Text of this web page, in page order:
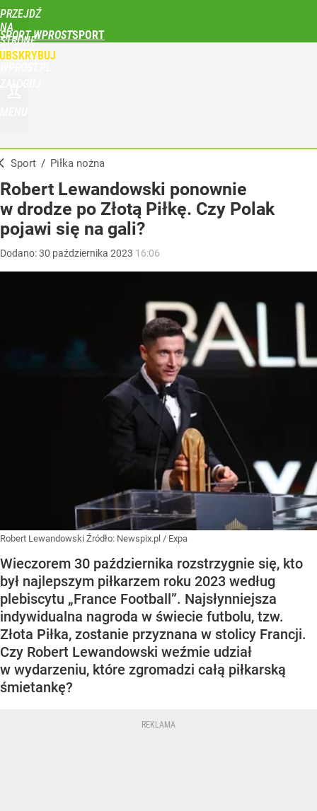
PRZEJDŹ
NA
STRONĘ
GŁÓWNĄ
SPORT WPROST
Sport / Piłka nożna
Robert Lewandowski ponownie
w drodze po Złotą Piłkę. Czy Polak
pojawi się na gali?
Dodano:30 października 2023 16:06
Robert Lewandowski Źródło: Newspix.pl / Expa
Wieczorem 30 października rozstrzygnie się, kto
był najlepszym piłkarzem roku 2023 według
plebiscytu „France Football”. Najsłynniejsza
indywidualna nagroda w świecie futbolu, tzw.
Złota Piłka, zostanie przyznana w stolicy Francji.
Czy Robert Lewandowski weźmie udział
w wydarzeniu, które zgromadzi całą piłkarską
śmietankę?